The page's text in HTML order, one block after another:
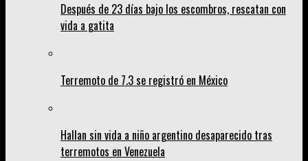
Después de 23 días bajo los escombros, rescatan con
vida a gatita
Terremoto de 7.3 se registró en México
Hallan sin vida a niño argentino desaparecido tras
terremotos en Venezuela